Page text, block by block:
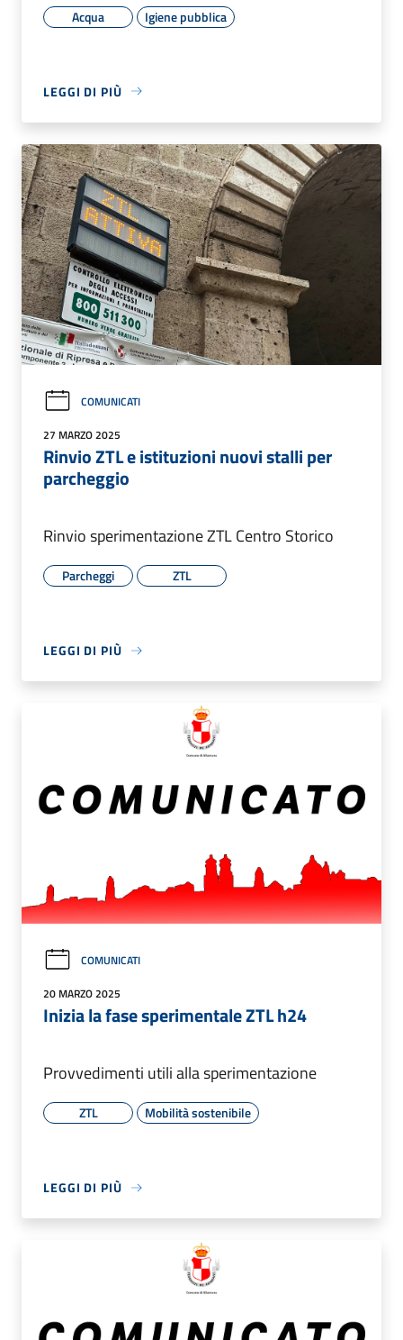
Acqua Igiene pubblica
LEGGI DI PIÙ
COMUNICATI
27 MARZO 2025
Rinvio ZTL e istituzioni nuovi stalli per
parcheggio
Rinvio sperimentazione ZTL Centro Storico
Parcheggi ZTL
LEGGI DI PIÙ
COMUNICATI
20 MARZO 2025
Inizia la fase sperimentale ZTL h24
Provvedimenti utili alla sperimentazione
ZTL Mobilità sostenibile
LEGGI DI PIÙ